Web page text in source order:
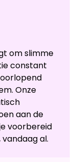
om slimme
constant
Onze
aan de
voorbereid
al.